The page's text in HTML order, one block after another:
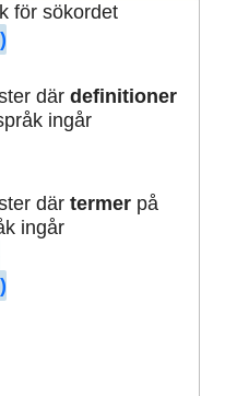
för sökordet
där definitioner
ingår
där termerpå
ingår